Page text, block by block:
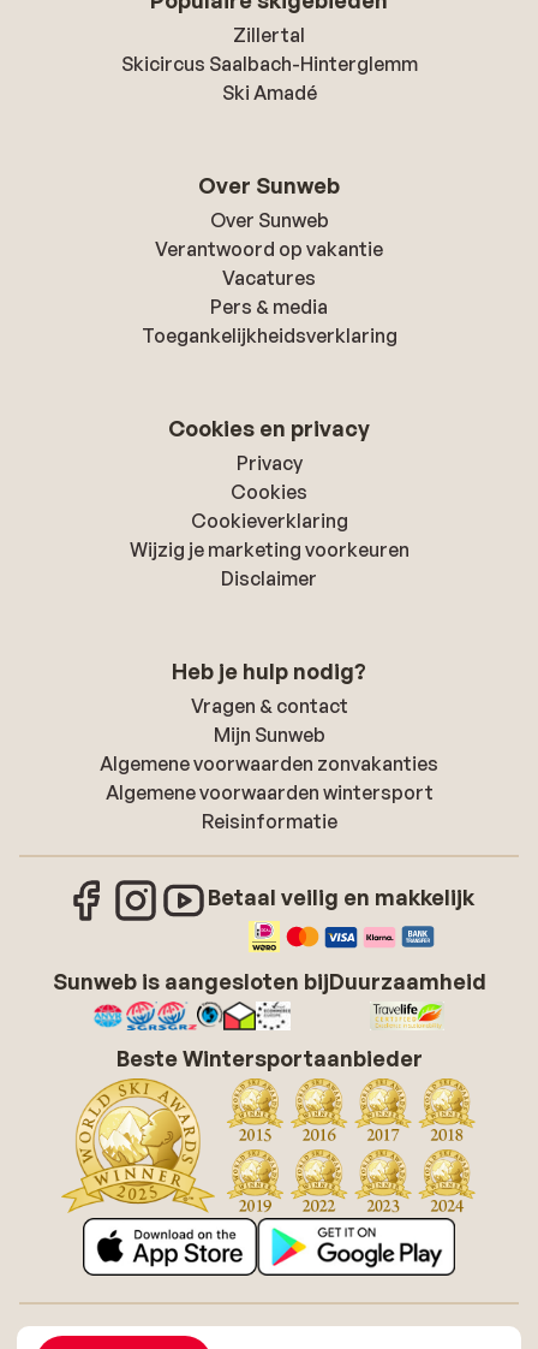
Zillertal
Skicircus Saalbach-Hinterglemm
Ski Amadé
Over Sunweb
Over Sunweb
Verantwoord op vakantie
Vacatures
Pers & media
Toegankelijkheidsverklaring
Cookies en privacy
Privacy
Cookies
Cookieverklaring
Wijzig je marketing voorkeuren
Disclaimer
Heb je hulp nodig?
Vragen & contact
Mijn Sunweb
Algemene voorwaarden zonvakanties
Algemene voorwaarden wintersport
Reisinformatie
Betaal veilig en makkelijk
Sunweb is aangesloten bijDuurzaamheid
Beste Wintersportaanbieder
Over Sunweb